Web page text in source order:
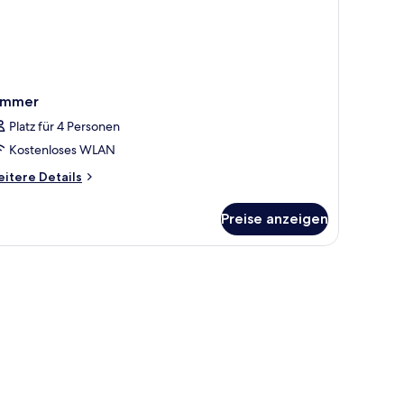
Platz für 4 Personen
Kostenloses WLAN
Details
Preise anzeigen